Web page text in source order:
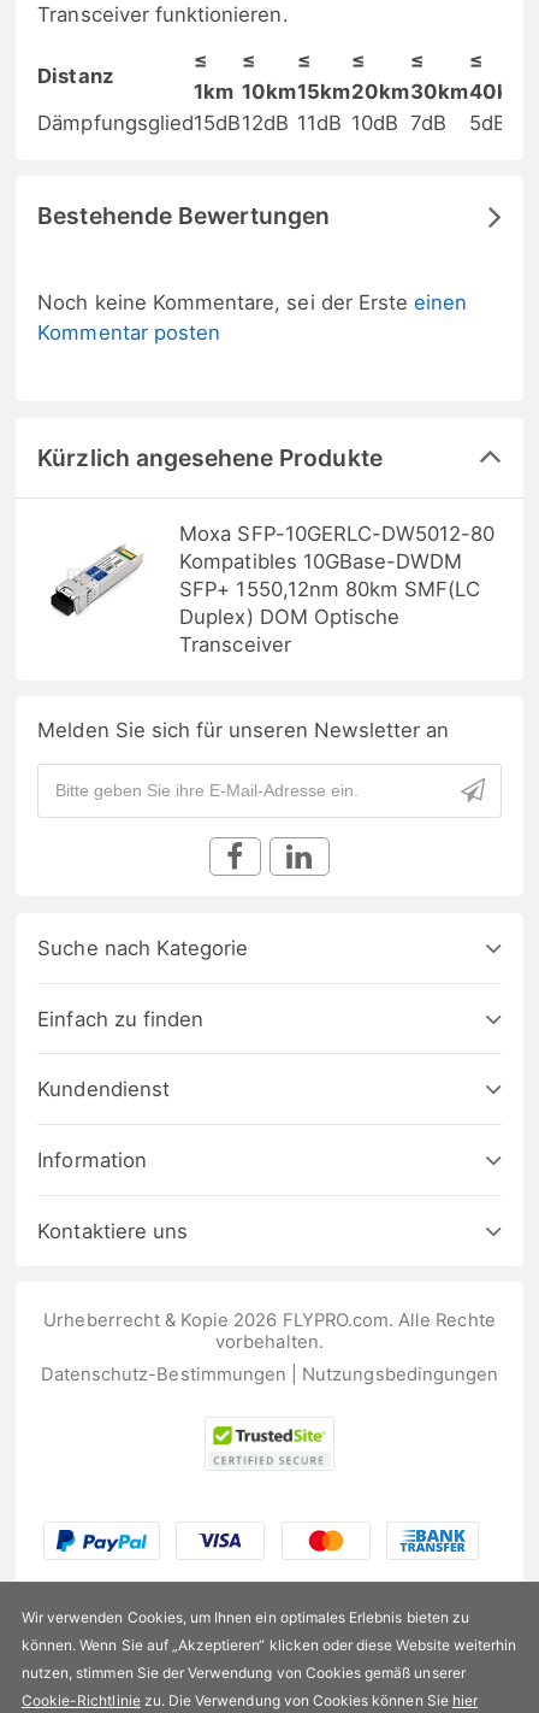
Transceiver funktionieren.
Distanz
≤
1km
≤
10km
≤
15km
≤
20km
≤
30km
≤
40km
Dämpfungsglied15dB12dB 11dB 10dB 7dB 5dB
Bestehende Bewertungen
Noch keine Kommentare, sei der Ersteeinen
Kommentar posten
Kürzlich angesehene Produkte
Moxa SFP-10GERLC-DW5012-80
Kompatibles 10GBase-DWDM
SFP+ 1550,12nm 80km SMF(LC
Duplex) DOM Optische
Transceiver
Melden Sie sich für unseren Newsletter an
Suche nach Kategorie
Einfach zu finden
Kundendienst
Information
Kontaktiere uns
Urheberrecht & Kopie 2026 FLYPRO.com. Alle Rechte
vorbehalten.
Datenschutz-Bestimmungen
Nutzungsbedingungen
Wir verwenden Cookies, um Ihnen ein optimales Erlebnis bieten zu
können. Wenn Sie auf „Akzeptieren“ klicken oder diese Website weiterhin
nutzen, stimmen Sie der Verwendung von Cookies gemäß unserer
Cookie-Richtliniezu. Die Verwendung von Cookies können Sie hier